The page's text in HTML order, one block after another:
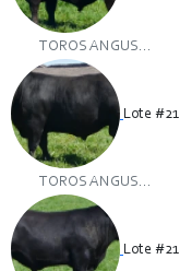
TOROS ANGUS...
Lote #21
TOROS ANGUS...
Lote #21